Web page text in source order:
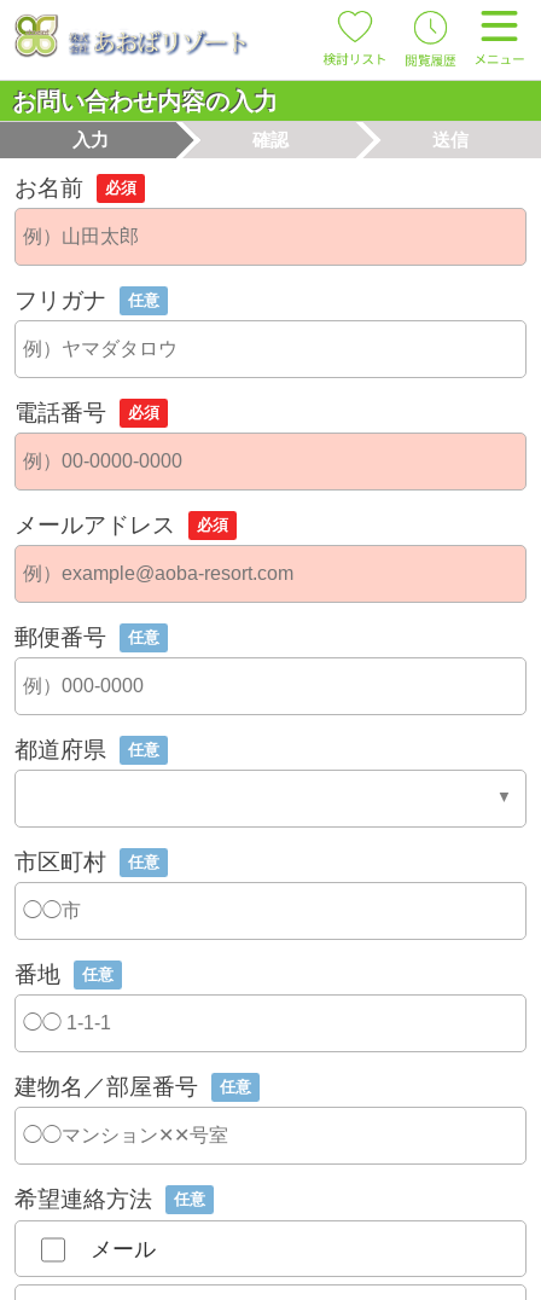
お問い合わせ内容の入力
入力 確認 送信
お名前 必須
フリガナ 任意
電話番号 必須
メールアドレス 必須
郵便番号 任意
都道府県 任意
市区町村 任意
番地 任意
建物名／部屋番号 任意
希望連絡方法 任意
メール